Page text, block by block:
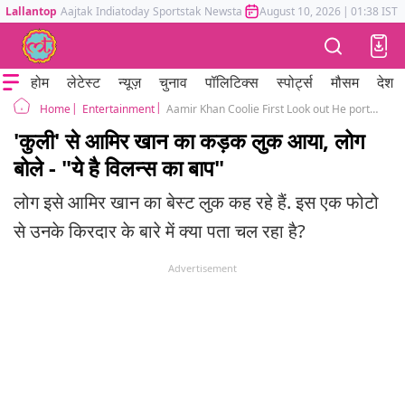
Lallantop Aajtak Indiatoday Sportstak Newstak Mumbai Tak Astrotak
August 10, 2026 | 01:38 IST
होम लेटेस्ट न्यूज़ चुनाव पॉलिटिक्स स्पोर्ट्स मौसम देश
Home Entertainment Aamir Khan Coolie First Look out He portrays Dahaa in Rajinikanth Lokesh Kanagaraj film
'कुली' से आमिर खान का कड़क लुक आया, लोग
बोले - "ये है विलन्स का बाप"
लोग इसे आमिर खान का बेस्ट लुक कह रहे हैं. इस एक फोटो
से उनके किरदार के बारे में क्या पता चल रहा है?
Advertisement